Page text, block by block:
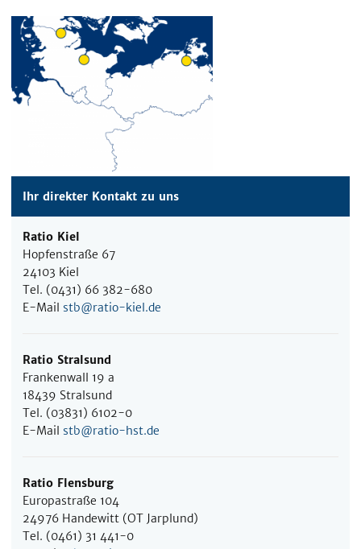
Ihr direkter Kontakt zu uns
Ratio Kiel
Hopfenstraße 67
24103 Kiel
Tel. (0431) 66 382-680
E-Mail stb@ratio-kiel.de
Ratio Stralsund
Frankenwall 19 a
18439 Stralsund
Tel. (03831) 6102-0
E-Mail stb@ratio-hst.de
Ratio Flensburg
Europastraße 104
24976 Handewitt (OT Jarplund)
Tel. (0461) 31 441-0